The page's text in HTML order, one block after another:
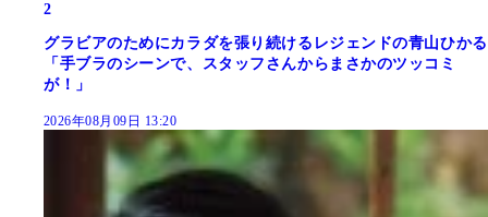
2
グラビアのためにカラダを張り続けるレジェンドの青山ひかる
「手ブラのシーンで、スタッフさんからまさかのツッコミ
が！」
2026年08月09日 13:20